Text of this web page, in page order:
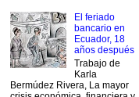
El feriado
bancario en
Ecuador, 18
años después
Trabajo de
Karla
Bermúdez Rivera, La mayor